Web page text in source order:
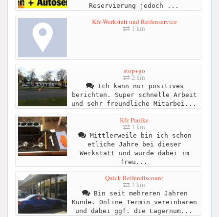
Reservierung jedoch ...
Kfz-Werkstatt und Reifenservice
1 km
stop+go
2 km
Ich kann nur positives
berichten. Super schnelle Arbeit
und sehr freundliche Mitarbei...
Kfz Paulke
3 km
Mittlerweile bin ich schon
etliche Jahre bei dieser
Werkstatt und wurde dabei im
freu...
Quick Reifendiscount
3 km
Bin seit mehreren Jahren
Kunde. Online Termin vereinbaren
und dabei ggf. die Lagernum...